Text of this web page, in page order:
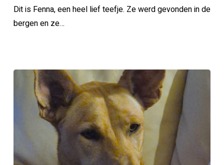
Dit is Fenna, een heel lief teefje. Ze werd gevonden in de
bergen en ze…